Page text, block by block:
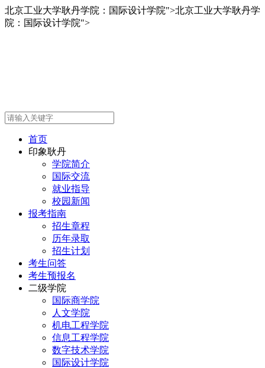
北京工业大学耿丹学院：国际设计学院">北京工业大学耿丹学
院：国际设计学院">
首页
印象耿丹
学院简介
国际交流
就业指导
校园新闻
报考指南
招生章程
历年录取
招生计划
考生问答
考生预报名
二级学院
国际商学院
人文学院
机电工程学院
信息工程学院
数字技术学院
国际设计学院